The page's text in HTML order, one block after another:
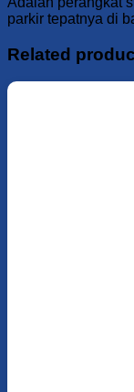
parkir tepatnya di
Related